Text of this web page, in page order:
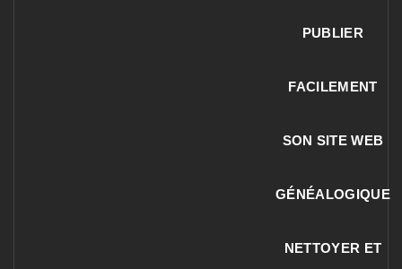
PUBLIER
FACILEMENT
SON SITE WEB
GÉNÉALOGIQUE
NETTOYER ET